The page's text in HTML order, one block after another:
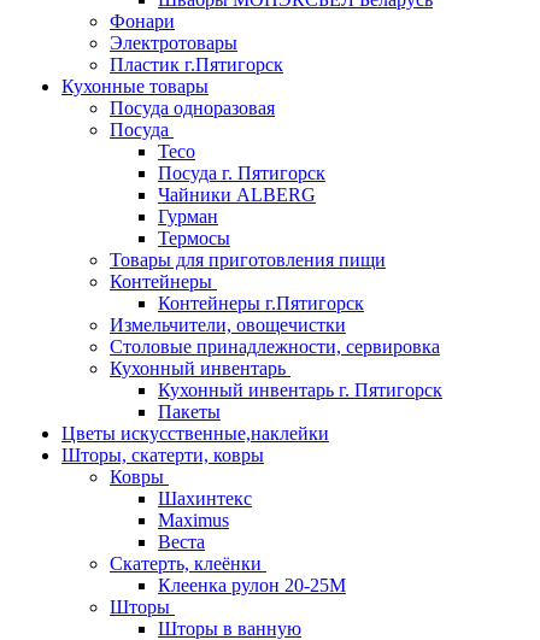
Фонари
Электротовары
Пластик г.Пятигорск
Кухонные товары
Посуда одноразовая
Посуда
Teco
Посуда г. Пятигорск
Чайники ALBERG
Гурман
Термосы
Товары для приготовления пищи
Контейнеры
Контейнеры г.Пятигорск
Измельчители, овощечистки
Столовые принадлежности, сервировка
Кухонный инвентарь
Кухонный инвентарь г. Пятигорск
Пакеты
Цветы искусственные,наклейки
Шторы, скатерти, ковры
Ковры
Шахинтекс
Maximus
Веста
Скатерть, клеёнки
Клеенка рулон 20-25М
Шторы
Шторы в ванную